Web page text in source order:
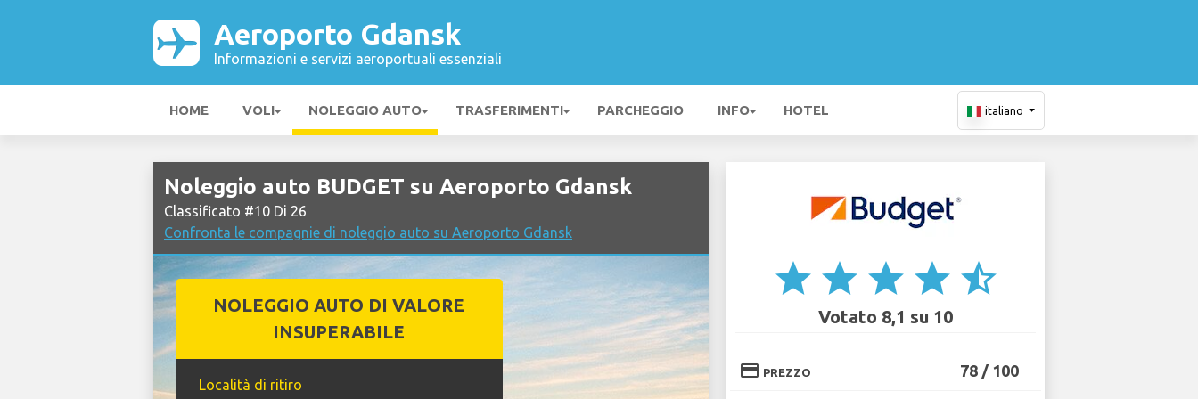
Aeroporto Gdansk
Informazioni e servizi aeroportuali essenziali
HOME VOLI NOLEGGIO AUTO TRASFERIMENTI PARCHEGGIO INFO HOTEL italiano
Noleggio auto BUDGET su Aeroporto Gdansk
Classificato #10 Di 26
Confronta le compagnie di noleggio auto su Aeroporto Gdansk
NOLEGGIO AUTO DI VALORE
INSUPERABILE
Località di ritiro
star star star star star_half
Votato 8,1 su 10
credit_card PREZZO 78 / 100